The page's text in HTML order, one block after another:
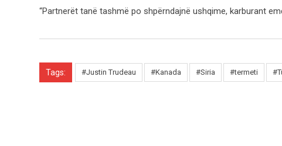
“Partnerët tanë tashmë po shpërndajnë ushqime, karburant
Tags: #Justin Trudeau #Kanada #Siria #termeti